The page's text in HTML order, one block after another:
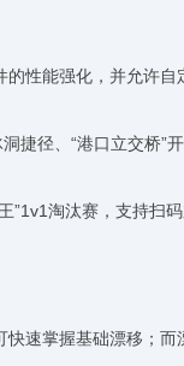
性能强化，并允许
捷径、“港口立交桥
”1v1淘汰赛，支持扫
速掌握基础漂移；